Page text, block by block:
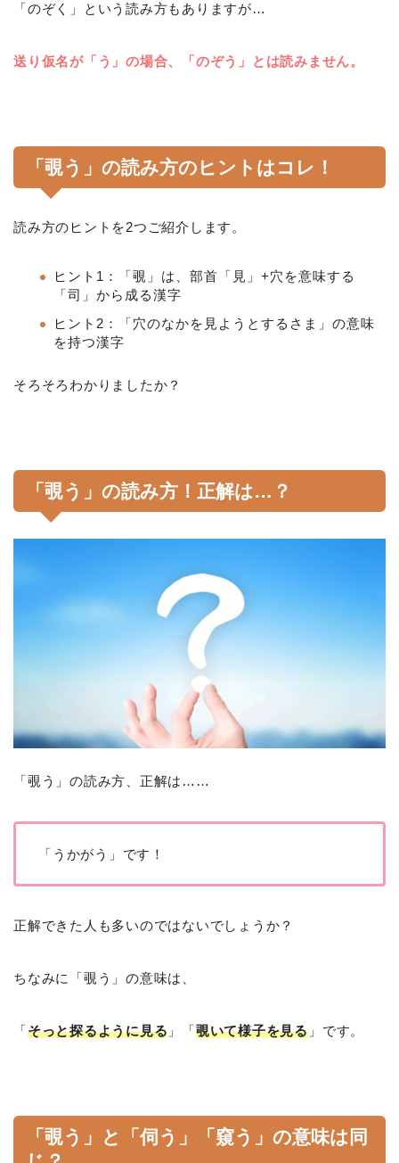
「のぞく」という読み方もありますが…
送り仮名が「う」の場合、「のぞう」とは読みません。
「覗う」の読み方のヒントはコレ！
読み方のヒントを2つご紹介します。
ヒント1：「覗」は、部首「見」+穴を意味する
「司」から成る漢字
ヒント2：「穴のなかを見ようとするさま」の意味
を持つ漢字
そろそろわかりましたか？
「覗う」の読み方！正解は…？
「覗う」の読み方、正解は……
「うかがう」です！
正解できた人も多いのではないでしょうか？
ちなみに「覗う」の意味は、
「そっと探るように見る 」「覗いて様子を見る 」です。
「覗う」と「伺う」「窺う」の意味は同